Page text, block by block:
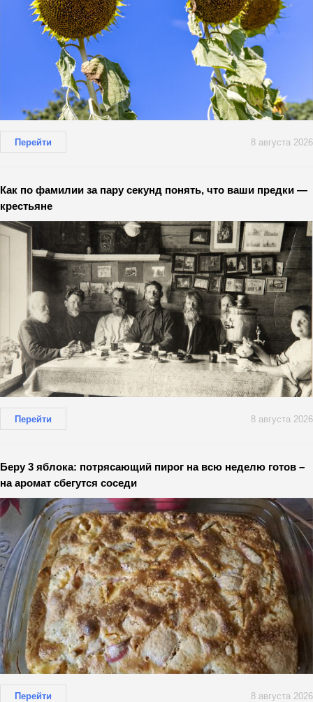
Перейти 8 августа 2026
Как по фамилии за пару секунд понять, что ваши предки —
крестьяне
Перейти 8 августа 2026
Беру 3 яблока: потрясающий пирог на всю неделю готов –
на аромат сбегутся соседи
Перейти 8 августа 2026